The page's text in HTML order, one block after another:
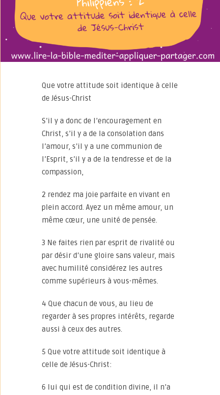
Que votre attitude soit identique à celle
de Jésus-Christ
S’il y a donc de l’encouragement en
Christ, s’il y a de la consolation dans
l’amour, s’il y a une communion de
l’Esprit, s’il y a de la tendresse et de la
compassion,
2 rendez ma joie parfaite en vivant en
plein accord. Ayez un même amour, un
même cœur, une unité de pensée.
3 Ne faites rien par esprit de rivalité ou
par désir d’une gloire sans valeur, mais
avec humilité considérez les autres
comme supérieurs à vous-mêmes.
4 Que chacun de vous, au lieu de
regarder à ses propres intérêts, regarde
aussi à ceux des autres.
5 Que votre attitude soit identique à
celle de Jésus-Christ:
6 lui qui est de condition divine, il n’a